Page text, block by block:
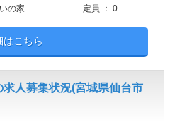
の家 定員 ： 0
はこちら
人募集状況(宮城県仙台市